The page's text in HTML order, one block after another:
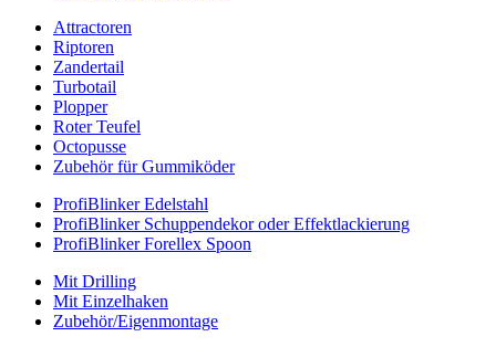
Attractoren
Riptoren
Zandertail
Turbotail
Plopper
Roter Teufel
Octopusse
Zubehör für Gummiköder
ProfiBlinker Edelstahl
ProfiBlinker Schuppendekor oder Effektlackierung
ProfiBlinker Forellex Spoon
Mit Drilling
Mit Einzelhaken
Zubehör/Eigenmontage